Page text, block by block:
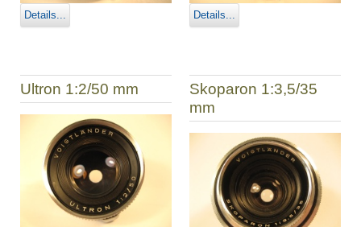
Details... Details...
Ultron 1:2/50 mm
Skoparon 1:3,5/35
mm